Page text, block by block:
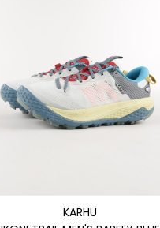
KARHU